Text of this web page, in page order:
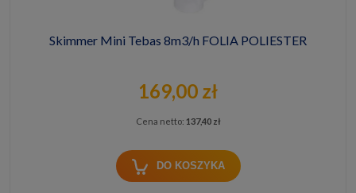
Skimmer Mini Tebas 8m3/h FOLIA POLIESTER
169,00 zł
Cena netto: 137,40 zł
DO KOSZYKA